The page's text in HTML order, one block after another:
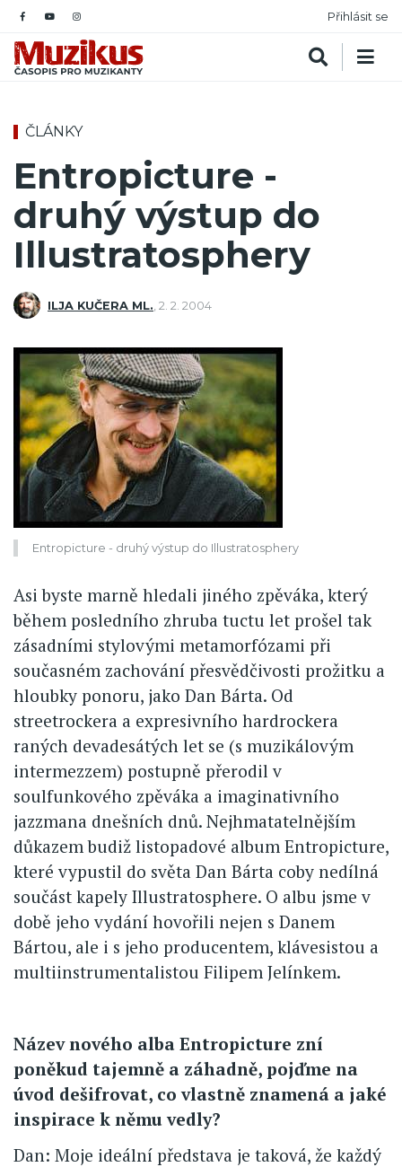
Přihlásit se
ČLÁNKY
Entropicture -
druhý výstup do
Illustratosphery
ILJA KUČERA ML. 2. 2. 2004
Entropicture - druhý výstup do Illustratosphery
Asi byste marně hledali jiného zpěváka, který
během posledního zhruba tuctu let prošel tak
zásadními stylovými metamorfózami při
současném zachování přesvědčivosti prožitku a
hloubky ponoru, jako Dan Bárta. Od
streetrockera a expresivního hardrockera
raných devadesátých let se (s muzikálovým
intermezzem) postupně přerodil v
soulfunkového zpěváka a imaginativního
jazzmana dnešních dnů. Nejhmatatelnějším
důkazem budiž listopadové album Entropicture,
které vypustil do světa Dan Bárta coby nedílná
součást kapely Illustratosphere. O albu jsme v
době jeho vydání hovořili nejen s Danem
Bártou, ale i s jeho producentem, klávesistou a
multiinstrumentalistou Filipem Jelínkem.
Název nového alba Entropicture zní
poněkud tajemně a záhadně, pojďme na
úvod dešifrovat, co vlastně znamená a jaké
inspirace k němu vedly?
Dan: Moje ideální představa je taková, že každý